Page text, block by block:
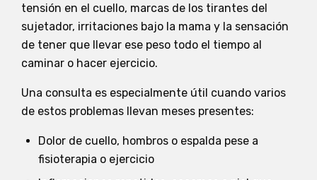
tensión en el cuello, marcas de los tirantes del
sujetador, irritaciones bajo la mama y la sensación
de tener que llevar ese peso todo el tiempo al
caminar o hacer ejercicio.
Una consulta es especialmente útil cuando varios
de estos problemas llevan meses presentes:
Dolor de cuello, hombros o espalda pese a
fisioterapia o ejercicio